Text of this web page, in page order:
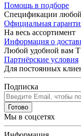
Помощь в подборе
Спецификации
Официальная
На весь ассортимент
Информация о
Любой удобной вам
Партнёрские условия
Для постоянных
Подписка
Готово
Мы в соцсетях